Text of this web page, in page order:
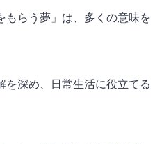
もらう夢」は、多くの意味を
を深め、日常生活に役立てる